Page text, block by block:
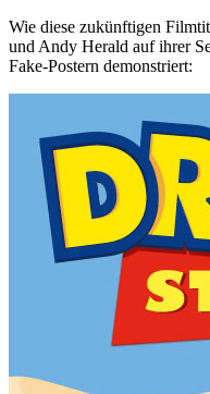
Wie diese zukünftigen
und Andy Herald auf ihrer
Fake-Postern demonstriert: